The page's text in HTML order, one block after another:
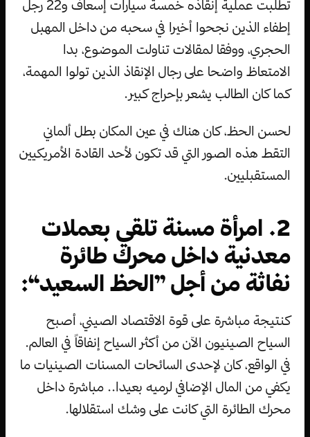
تطلبت عملية إنقاذه خمسة سيارات إسعاف و22 رجل
إطفاء الذين نجحوا أخيرا في سحبه من داخل المهبل
الحجري، ووفقا لمقالات تناولت الموضوع، بدا
الامتعاظ واضحا على رجال الإنقاذ الذين تولوا المهمة،
كما كان الطالب يشعر بإحراج كبير.
لحسن الحظ، كان هناك في عين المكان بطل ألماني
التقط هذه الصور التي قد تكون لأحد القادة الأمريكيين
المستقبليين.
2. امرأة مسنة تلقي بعملات
معدنية داخل محرك طائرة
نفاثة من أجل ”الحظ السعيد“:
كنتيجة مباشرة على قوة الاقتصاد الصيني، أصبح
السياح الصينيون الآن من أكثر السياح إنفاقاً في العالم.
في الواقع، كان لإحدى السائحات المسنات الصينيات ما
يكفي من المال الإضافي لرميه بعيدا.. مباشرة داخل
محرك الطائرة التي كانت على وشك استقلالها.